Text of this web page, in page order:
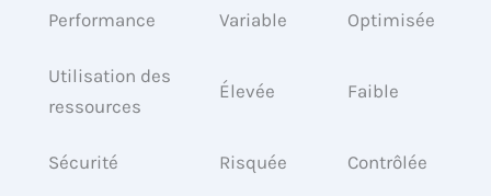
Performance Variable Optimisée
Utilisation des
ressources
Élevée Faible
Sécurité Risquée Contrôlée